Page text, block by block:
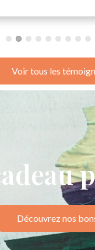
Voir tous les
Découvrez nos